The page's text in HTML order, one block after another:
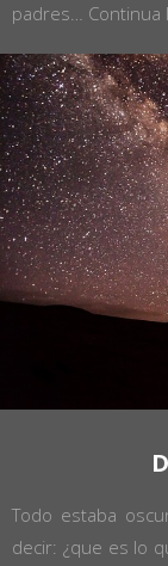
padres… Continua
Todo estaba
decir: ¿que es lo